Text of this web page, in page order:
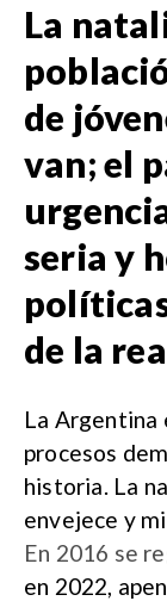
La
de
van; el
seria y
de la
La Argentina
procesos
historia. La
envejece y
En 2016 se
en 2022,